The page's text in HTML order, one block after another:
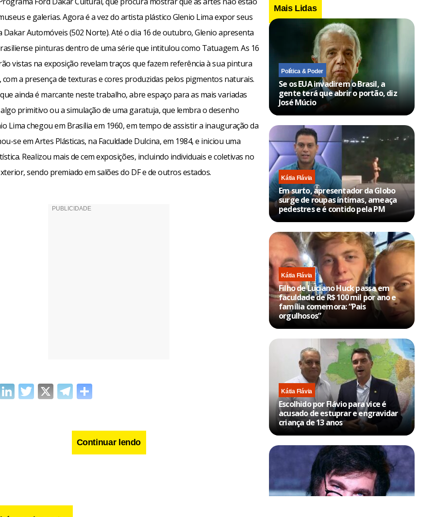
e galerias. Agora é a vez do artista plástico Glenio Lima expor seus
Automóveis (502 Norte). Até o dia 16 de outubro, Glenio apresenta
pinturas dentro de uma série que intitulou como Tatuagem. As 16
vistas na exposição revelam traços que fazem referência à sua pintura
com a presença de texturas e cores produzidas pelos pigmentos naturais.
ainda é marcante neste trabalho, abre espaço para as mais variadas
primitivo ou a simulação de uma garatuja, que lembra o desenho
Lima chegou em Brasília em 1960, em tempo de assistir a inauguração da
se em Artes Plásticas, na Faculdade Dulcina, em 1984, e iniciou uma
Realizou mais de cem exposições, incluindo individuais e coletivas no
sendo premiado em salões do DF e de outros estados.
LinkedIn
Twitter
X Telegram
Continuar lendo
Mais Lidas
Política & Poder
Se os EUA invadirem o Brasil, a
gente terá que abrir o portão, diz
José Múcio
Kátia Flávia
Em surto, apresentador da Globo
surge de roupas íntimas, ameaça
pedestres e é contido pela PM
Kátia Flávia
Filho de Luciano Huck passa em
faculdade de R$ 100 mil por ano e
família comemora: “Pais
orgulhosos”
Kátia Flávia
Escolhido por Flávio para vice é
acusado de estuprar e engravidar
criança de 13 anos